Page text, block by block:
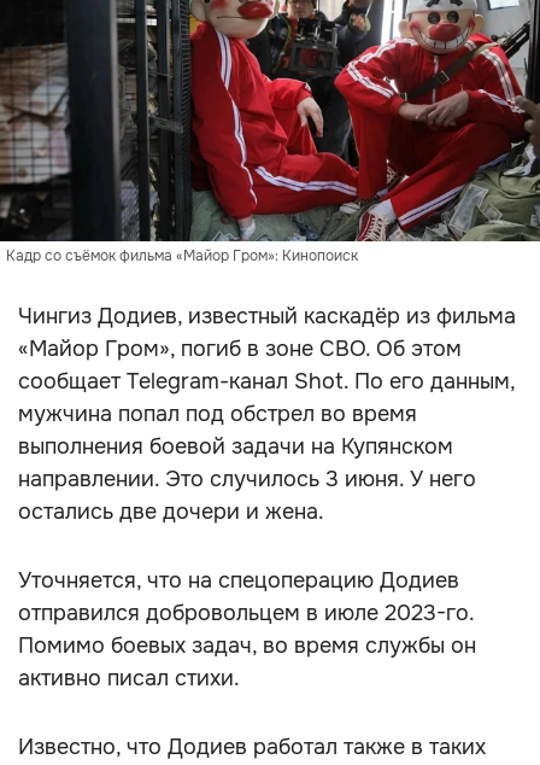
Кадр со съёмок фильма «Майор Гром»: Кинопоиск
Чингиз Додиев, известный каскадёр из фильма
«Майор Гром», погиб в зоне СВО. Об этом
сообщает Telegram-канал Shot. По его данным,
мужчина попал под обстрел во время
выполнения боевой задачи на Купянском
направлении. Это случилось 3 июня. У него
остались две дочери и жена.
Уточняется, что на спецоперацию Додиев
отправился добровольцем в июле 2023-го.
Помимо боевых задач, во время службы он
активно писал стихи.
Известно, что Додиев работал также в таких